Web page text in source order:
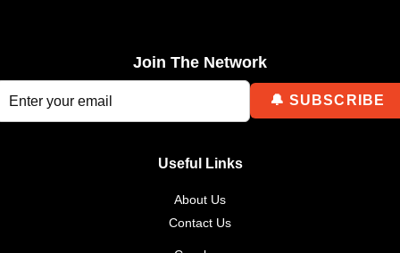
Join The Network
Useful Links
About Us
Contact Us